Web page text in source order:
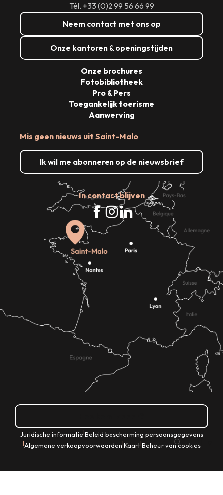
NL
Tél. +33 (0)2 99 56 66 99
Neem contact met ons op
Onze kantoren & openingstijden
Mis geen nieuws uit Saint-Malo
Ik wil me abonneren op de nieuwsbrief
In contact blijven
Onze brochures
Fotobibliotheek
Pro & Pers
Toegankelijk toerisme
Aanwerving
Juridische informatie|Beleid bescherming persoonsgegevens
|Algemene verkoopvoorwaarden|Kaart|Beheer van cookies